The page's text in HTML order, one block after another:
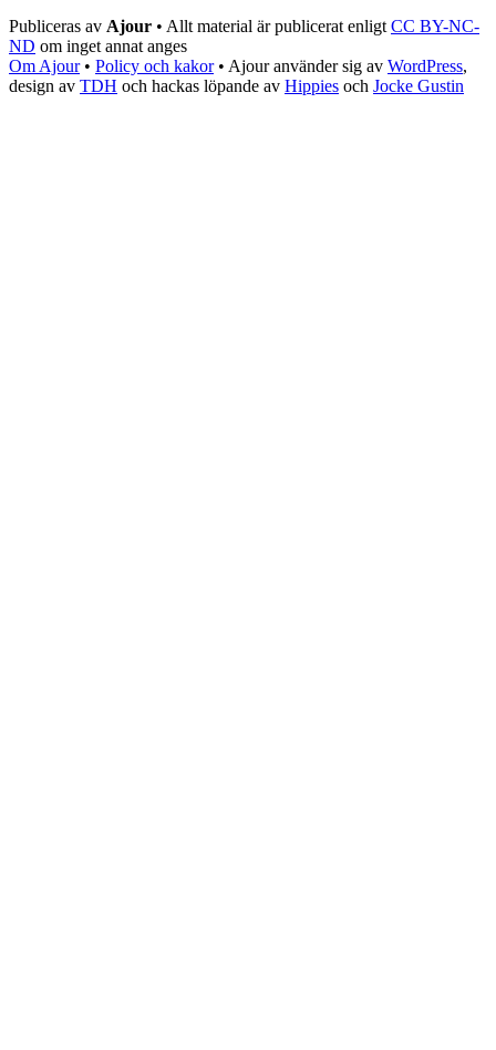
Publiceras av Ajour • Allt material är publicerat enligt CC BY-NC-
ND om inget annat anges
Om Ajour• Policy och kakor• Ajour använder sig av WordPress,
design av TDH och hackas löpande av Hippies och Jocke Gustin